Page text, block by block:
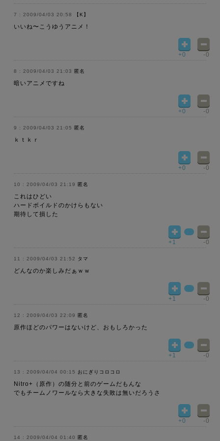
2009/04/03 20:58 【K】
いいね〜こうゆうアニメ！
+0 -0
2009/04/03 21:03 匿名
暗いアニメですね
+0 -0
2009/04/03 21:05 匿名
ｋｔｋｒ
+0 -0
2009/04/03 21:19 匿名
これはひどい
ハードボイルドのかけらもない
期待して損した
+1 -0
2009/04/03 21:52 タマ
どんなのか楽しみだぁｗｗ
+1 -0
2009/04/03 22:09 匿名
原作ほどのパワーはないけど、おもしろかった
+1 -0
2009/04/04 00:15 おにぎりコロコロ
Nitro+（原作）の随分と前のゲームだもんな
でもチームノワールなら大きな失敗は無いだろうさ
+0 -0
2009/04/04 01:40 匿名